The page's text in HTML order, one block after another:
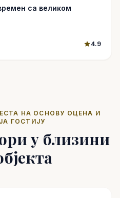
са великом
4.9
НА ОСНОВУ ОЦЕНА И
ГОСТИЈУ
у близини